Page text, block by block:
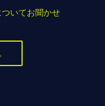
いてお聞かせ